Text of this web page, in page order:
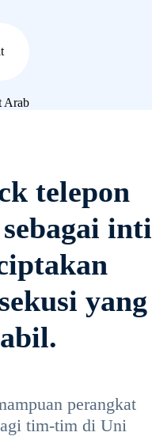
telepon
inti
yang
perangkat
tim-tim di Uni